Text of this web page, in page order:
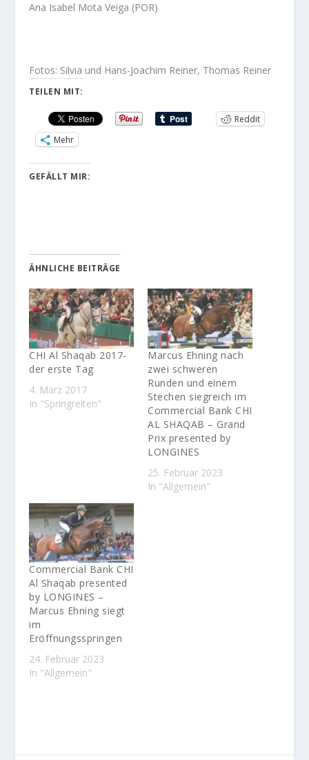
Ana Isabel Mota Veiga (POR)
Fotos: Silvia und Hans-Joachim Reiner, Thomas Reiner
TEILEN MIT:
Reddit
Mehr
GEFÄLLT MIR:
ÄHNLICHE BEITRÄGE
CHI Al Shaqab 2017-
der erste Tag
4. März 2017
In "Springreiten"
Marcus Ehning nach
zwei schweren
Runden und einem
Stechen siegreich im
Commercial Bank CHI
AL SHAQAB – Grand
Prix presented by
LONGINES
25. Februar 2023
In "Allgemein"
Commercial Bank CHI
Al Shaqab presented
by LONGINES –
Marcus Ehning siegt
im
Eröffnungsspringen
24. Februar 2023
In "Allgemein"